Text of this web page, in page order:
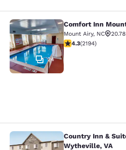
Comfort Inn Mount
24
Comfort Inn
Mount Airy, NC
calificación de 4.28
4.3(2194)
Country Inn &Country Inn &
Wytheville, VA